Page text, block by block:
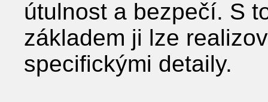
útulnost a bezpečí. S
základem ji lze
specifickými detaily.